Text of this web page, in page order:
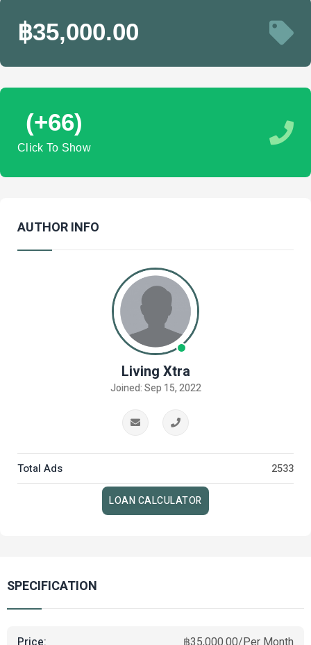
฿35,000.00
(+66)
Click To Show
AUTHOR INFO
Living Xtra
Joined: Sep 15, 2022
Total Ads 2533
LOAN CALCULATOR
SPECIFICATION